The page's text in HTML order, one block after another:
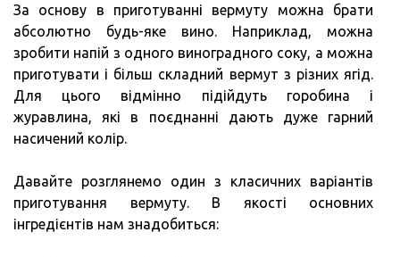
За основу в приготуванні вермуту можна брати
абсолютно будь-яке вино. Наприклад, можна
зробити напій з одного виноградного соку, а можна
приготувати і більш складний вермут з ​​різних ягід.
Для цього відмінно підійдуть горобина і
журавлина, які в поєднанні дають дуже гарний
насичений колір.
Давайте розглянемо один з класичних варіантів
приготування вермуту. В якості основних
інгредієнтів нам знадобиться: